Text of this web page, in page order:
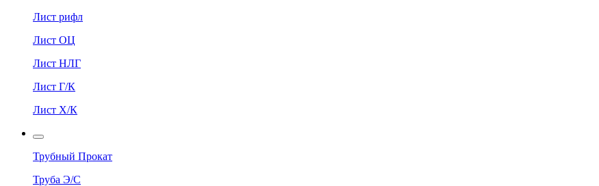
Лист рифл
Лист ОЦ
Лист НЛГ
Лист Г/К
Лист Х/К
Трубный Прокат
Труба Э/С